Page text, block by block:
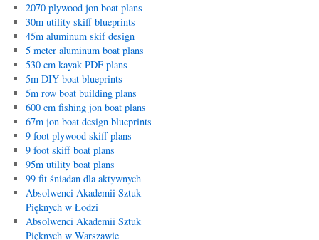
2070 plywood jon boat plans
30m utility skiff blueprints
45m aluminum skif design
5 meter aluminum boat plans
530 cm kayak PDF plans
5m DIY boat blueprints
5m row boat building plans
600 cm fishing jon boat plans
67m jon boat design blueprints
9 foot plywood skiff plans
9 foot skiff boat plans
95m utility boat plans
99 fit śniadan dla aktywnych
Absolwenci Akademii Sztuk
Pięknych w Łodzi
Absolwenci Akademii Sztuk
Pięknych w Warszawie